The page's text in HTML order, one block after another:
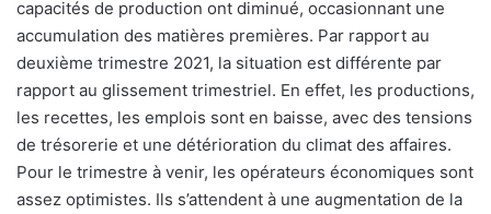
capacités de production ont diminué, occasionnant une
accumulation des matières premières. Par rapport au
deuxième trimestre 2021, la situation est différente par
rapport au glissement trimestriel. En effet, les productions,
les recettes, les emplois sont en baisse, avec des tensions
de trésorerie et une détérioration du climat des affaires.
Pour le trimestre à venir, les opérateurs économiques sont
assez optimistes. Ils s’attendent à une augmentation de la